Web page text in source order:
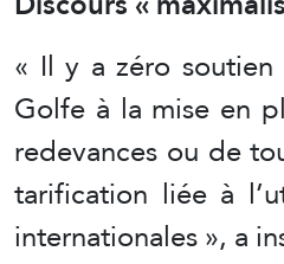
« Il y a zéro
Golfe à la mise en
redevances ou de
tarification liée à
internationales », a